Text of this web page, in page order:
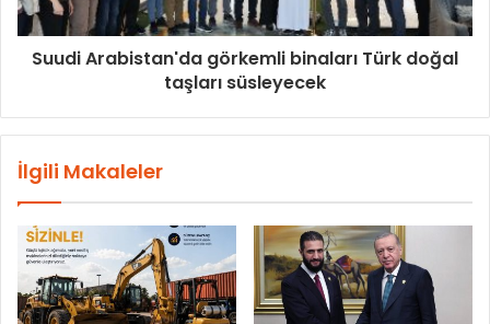
Suudi Arabistan'da görkemli binaları Türk doğal
taşları süsleyecek
İlgili Makaleler